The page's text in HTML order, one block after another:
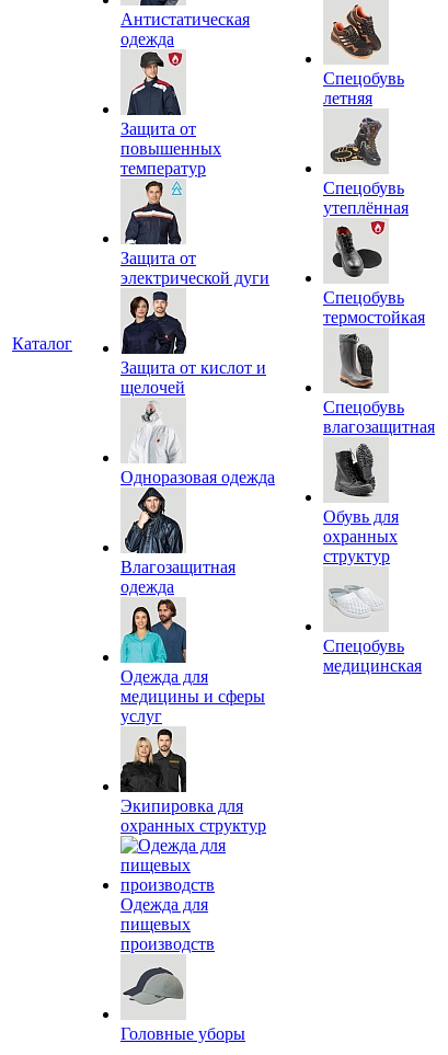
Каталог
Антистатическая
одежда
Защита от
повышенных
температур
Защита от
электрической дуги
Защита от кислот и
щелочей
Одноразовая одежда
Влагозащитная
одежда
Одежда для
медицины и сферы
услуг
Экипировка для
охранных структур
Одежда для
пищевых
производств
Головные уборы
Спецобувь
летняя
Спецобувь
утеплённая
Спецобувь
термостойкая
Спецобувь
влагозащитная
Обувь для
охранных
структур
Спецобувь
медицинская